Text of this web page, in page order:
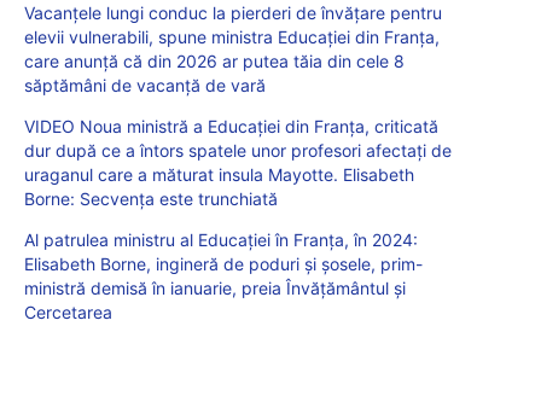
Vacanțele lungi conduc la pierderi de învățare pentru
elevii vulnerabili, spune ministra Educației din Franța,
care anunță că din 2026 ar putea tăia din cele 8
săptămâni de vacanță de vară
VIDEO Noua ministră a Educației din Franța, criticată
dur după ce a întors spatele unor profesori afectați de
uraganul care a măturat insula Mayotte. Elisabeth
Borne: Secvența este trunchiată
Al patrulea ministru al Educației în Franța, în 2024:
Elisabeth Borne, ingineră de poduri și șosele, prim-
ministră demisă în ianuarie, preia Învățământul și
Cercetarea